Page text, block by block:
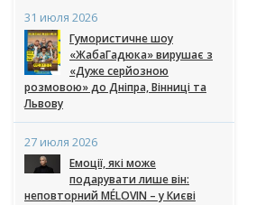
31 июля 2026
Гумористичне шоу
«ЖабаГадюка» вирушає з
«Дуже серйозною
розмовою» до Дніпра, Вінниці та
Львову
27 июля 2026
Емоції, які може
подарувати лише він:
неповторний MÉLOVIN – у Києві